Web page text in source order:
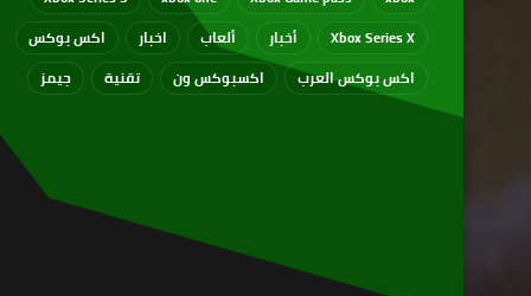
Xbox Series X
أخبار ألعاب اخبار
اكس بوكس
اكس بوكس العرب
اكسبوكس ون تقنية جيمز